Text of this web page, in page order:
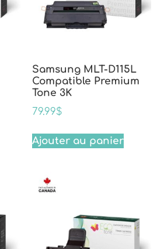
Samsung MLT-D115L
Compatible Premium
Tone 3K
79.99$
Ajouter au panier